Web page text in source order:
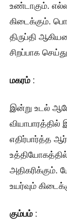
உண்டாகும்.
கிடைக்கும்.
திருப்தி
சிறப்பாக
மகரம்:
இன்று உடல்
வியாபாரத்தில்
எதிர்பார்த்த
அதிகரிக்கும்.
உயர்வும்
கும்பம்: